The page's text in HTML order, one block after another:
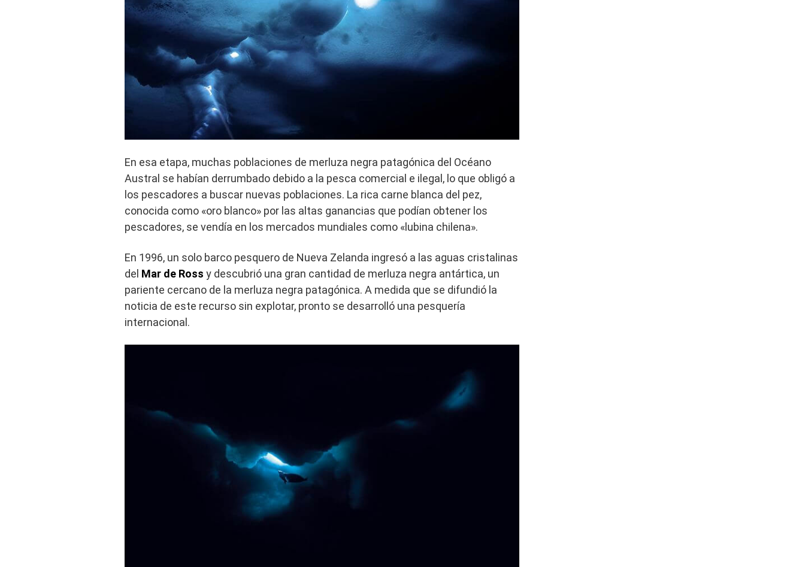
En esa etapa, muchas poblaciones de merluza negra patagónica del Océano
Austral se habían derrumbado debido a la pesca comercial e ilegal, lo que obligó a
los pescadores a buscar nuevas poblaciones. La rica carne blanca del pez,
conocida como «oro blanco» por las altas ganancias que podían obtener los
pescadores, se vendía en los mercados mundiales como «lubina chilena».
En 1996, un solo barco pesquero de Nueva Zelanda ingresó a las aguas cristalinas
del Mar de Ross y descubrió una gran cantidad de merluza negra antártica, un
pariente cercano de la merluza negra patagónica. A medida que se difundió la
noticia de este recurso sin explotar, pronto se desarrolló una pesquería
internacional.